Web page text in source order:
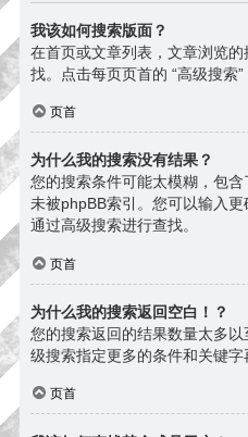
我该如何搜索版面？
在首页或文章列表，文章浏览
找。点击每页页首的 “高级搜索”
页首
为什么我的搜索没有结果？
您的搜索条件可能太模糊，包
未被phpBB索引。您可以输入
通过高级搜索进行查找。
页首
为什么我的搜索返回空白！？
您的搜索返回的结果数量太多
级搜索指定更多的条件和关键字
页首